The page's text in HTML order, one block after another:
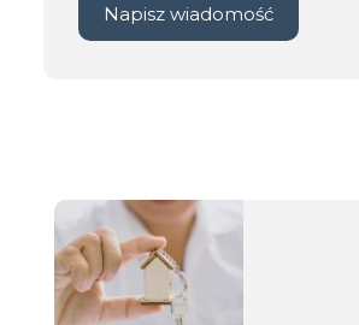
Napisz wiadomość